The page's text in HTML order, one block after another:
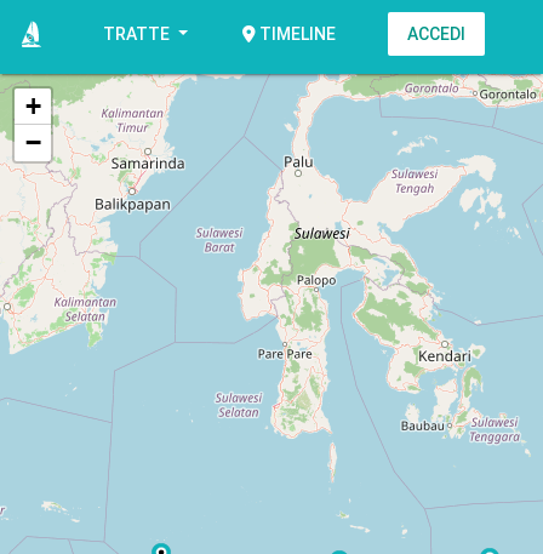
TRATTE TIMELINE ACCEDI
+
−